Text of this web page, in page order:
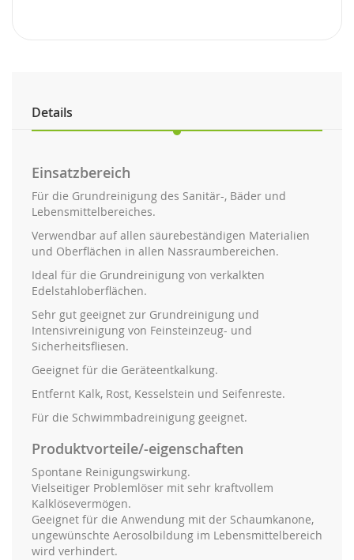
Details
Einsatzbereich
Für die Grundreinigung des Sanitär-, Bäder und
Lebensmittelbereiches.
Verwendbar auf allen säurebeständigen Materialien
und Oberflächen in allen Nassraumbereichen.
Ideal für die Grundreinigung von verkalkten
Edelstahloberflächen.
Sehr gut geeignet zur Grundreinigung und
Intensivreinigung von Feinsteinzeug- und
Sicherheitsfliesen.
Geeignet für die Geräteentkalkung.
Entfernt Kalk, Rost, Kesselstein und Seifenreste.
Für die Schwimmbadreinigung geeignet.
Produktvorteile/-eigenschaften
Spontane Reinigungswirkung.
Vielseitiger Problemlöser mit sehr kraftvollem
Kalklösevermögen.
Geeignet für die Anwendung mit der Schaumkanone,
ungewünschte Aerosolbildung im Lebensmittelbereich
wird verhindert.